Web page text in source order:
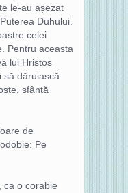
le-au așezat
Duhului.
celei
Pentru aceasta
lui Hristos
să dăruiască
sfântă
de
Pe
ca o corabie